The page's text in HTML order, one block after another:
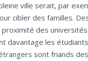
ville serait, par
cibler des familles.
proximité des universités
davantage les
sont friands